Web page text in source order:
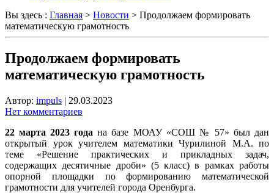
Вы здесь : Главная > Новости > Продолжаем формировать
математическую грамотность
Продолжаем формировать
математическую грамотность
Автор: impuls | 29.03.2023
Нет комментариев
22 марта 2023 года на базе МОАУ «СОШ № 57» был дан
открытый урок учителем математики Чурилиной М.А. по
теме «Решение практических и прикладных задач,
содержащих десятичные дроби» (5 класс) в рамках работы
опорной площадки по формированию математической
грамотности для учителей города Оренбурга.